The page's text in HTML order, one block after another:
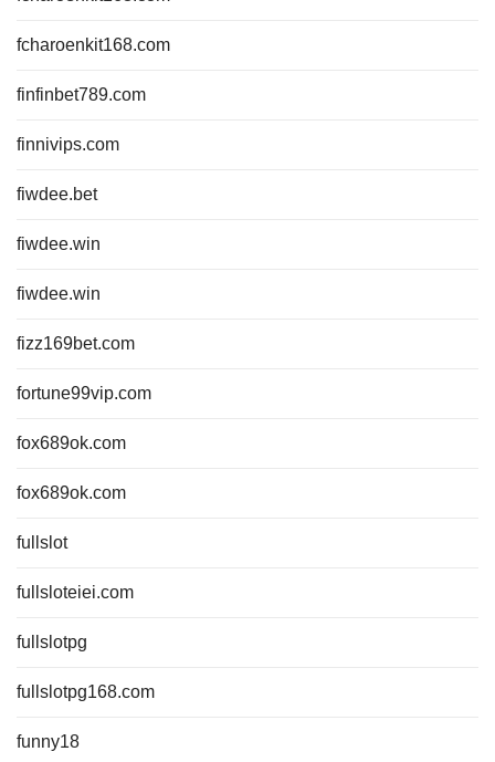
fcharoenkit168.com
finfinbet789.com
finnivips.com
fiwdee.bet
fiwdee.win
fiwdee.win
fizz169bet.com
fortune99vip.com
fox689ok.com
fox689ok.com
fullslot
fullsloteiei.com
fullslotpg
fullslotpg168.com
funny18